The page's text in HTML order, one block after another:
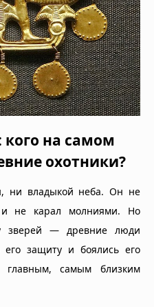
кого на самом
охотники?
ни владыкой неба. Он не
и не карал молниями. Но
зверей — древние люди
защиту и боялись его
самым близким